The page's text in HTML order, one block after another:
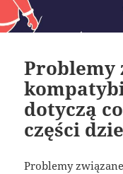
Problemy
dotyczą
części
Problemy